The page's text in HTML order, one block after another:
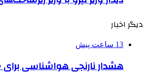
دیگر اخبار
13 ساعت پیش